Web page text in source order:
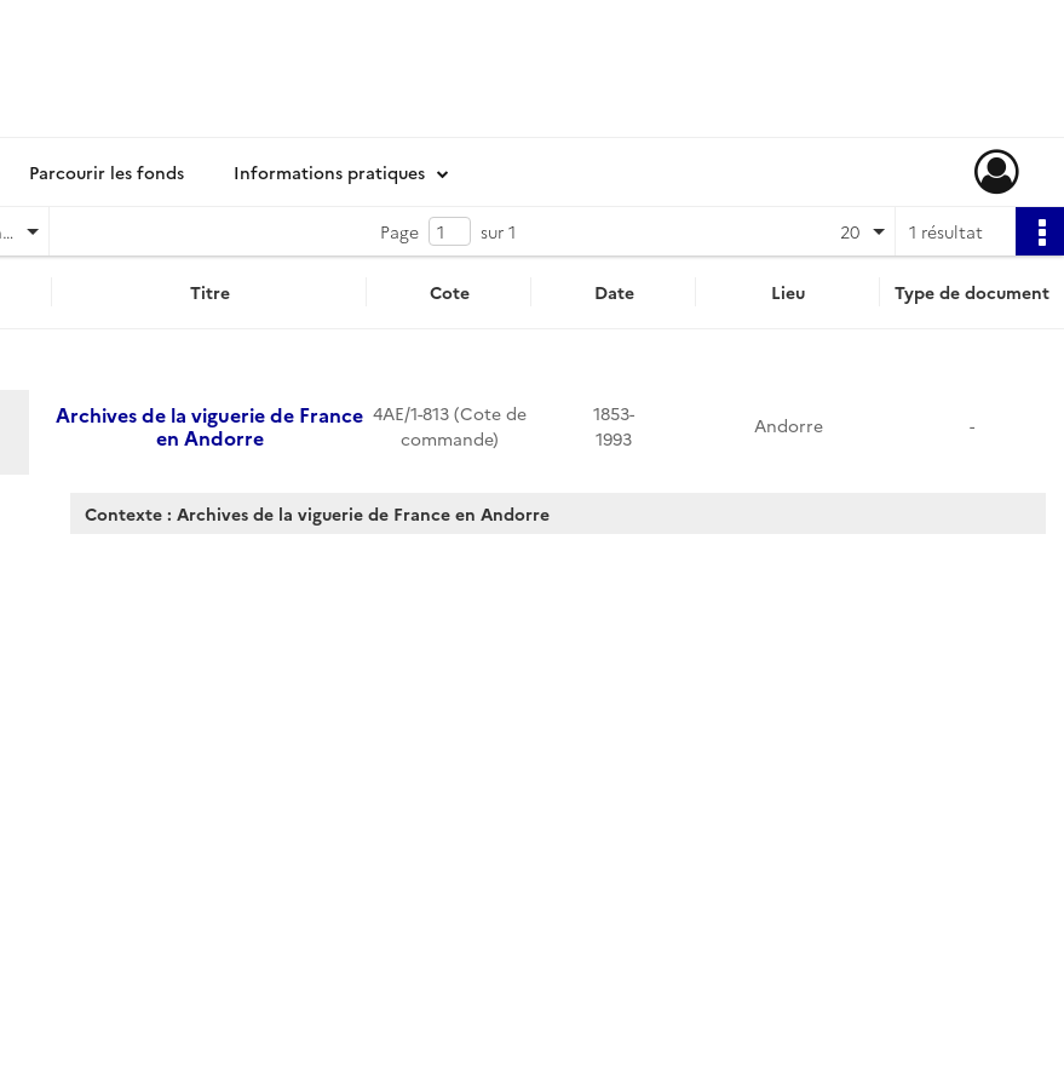
Parcourir les fonds Informations pratiques
Pertinence Page sur 1 1 résultat
20
Titre Cote Date Lieu Type de document
Archives de la viguerie de France
en Andorre
4AE/1-813 (Cote de
commande)
1853-
1993
Andorre -
Contexte : Archives de la viguerie de France en Andorre